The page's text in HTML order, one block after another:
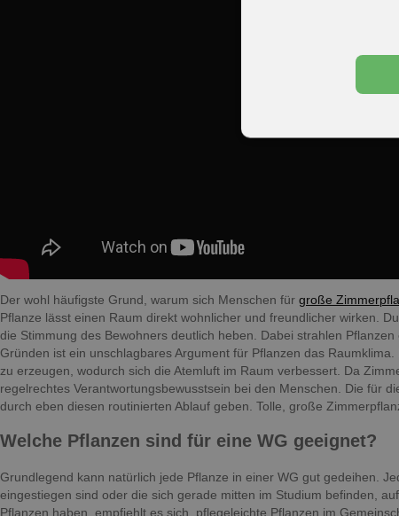
Der wohl häufigste Grund, warum sich Menschen für große
Pflanze lässt einen Raum direkt wohnlicher und freundlicher wirken.
die Stimmung des Bewohners deutlich heben. Dabei strahlen
Gründen ist ein unschlagbares Argument für Pflanzen das
zu erzeugen, wodurch sich die Atemluft im Raum verbessert. Da
regelrechtes Verantwortungsbewusstsein bei den Menschen. Die für
durch eben diesen routinierten Ablauf geben. Tolle, große
Welche Pflanzen sind für eine WG geeignet?
Grundlegend kann natürlich jede Pflanze in einer WG gut gedeihen.
eingestiegen sind oder die sich gerade mitten im Studium befinden,
Pflanzen haben, empfiehlt es sich, pflegeleichte Pflanzen im